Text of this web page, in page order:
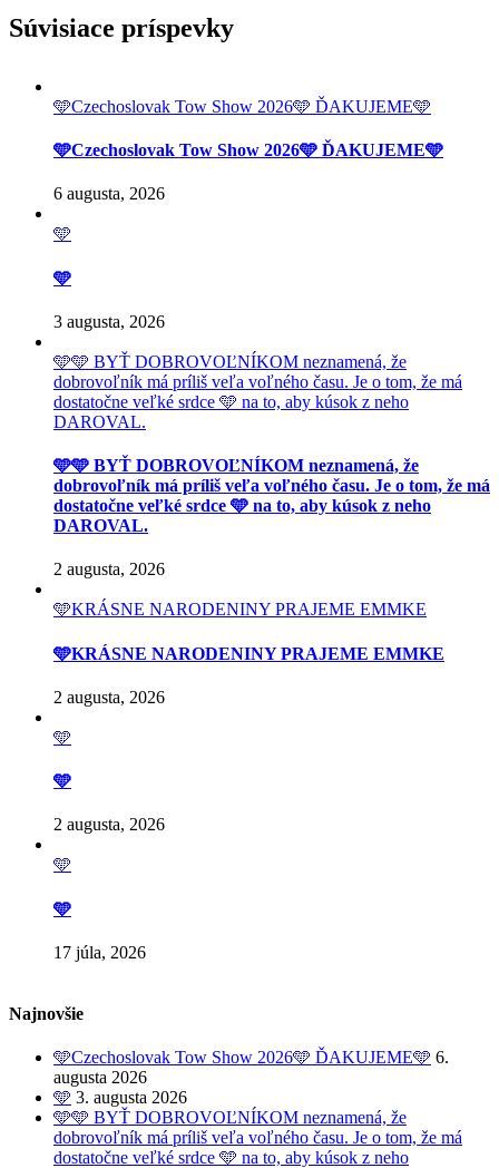
Súvisiace príspevky
🩵Czechoslovak Tow Show 2026🩵 ĎAKUJEME🩵
🩵Czechoslovak Tow Show 2026🩵 ĎAKUJEME🩵
6 augusta, 2026
🩵
🩵
3 augusta, 2026
🩵🩵 BYŤ DOBROVOĽNÍKOM neznamená, že
dobrovoľník má príliš veľa voľného času. Je o tom, že má
dostatočne veľké srdce 🩵 na to, aby kúsok z neho
DAROVAL.
🩵🩵 BYŤ DOBROVOĽNÍKOM neznamená, že
dobrovoľník má príliš veľa voľného času. Je o tom, že má
dostatočne veľké srdce 🩵 na to, aby kúsok z neho
DAROVAL.
2 augusta, 2026
🩵KRÁSNE NARODENINY PRAJEME EMMKE
🩵KRÁSNE NARODENINY PRAJEME EMMKE
2 augusta, 2026
🩵
🩵
2 augusta, 2026
🩵
🩵
17 júla, 2026
Najnovšie
🩵Czechoslovak Tow Show 2026🩵 ĎAKUJEME🩵 6.
augusta 2026
🩵 3. augusta 2026
🩵🩵 BYŤ DOBROVOĽNÍKOM neznamená, že
dobrovoľník má príliš veľa voľného času. Je o tom, že má
dostatočne veľké srdce 🩵 na to, aby kúsok z neho